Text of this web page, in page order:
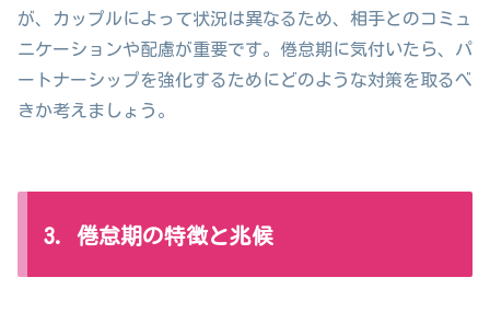
が、カップルによって状況は異なるため、相手とのコミュ
ニケーションや配慮が重要です。倦怠期に気付いたら、パ
ートナーシップを強化するためにどのような対策を取るべ
きか考えましょう。
3. 倦怠期の特徴と兆候